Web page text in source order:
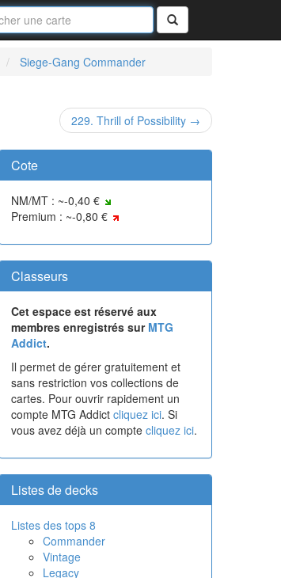
Rechercher
Siege-Gang Commander
229. Thrill of Possibility →
Cote
NM/MT : ~-0,40 €
Premium : ~-0,80 €
Classeurs
Cet espace est réservé aux
membres enregistrés sur MTG
Addict.
Il permet de gérer gratuitement et
sans restriction vos collections de
cartes. Pour ouvrir rapidement un
compte MTG Addict cliquez ici. Si
vous avez déjà un compte cliquez ici.
Listes de decks
Listes des tops 8
Commander
Vintage
Legacy